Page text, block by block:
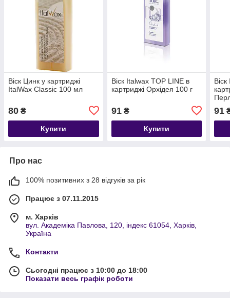
Віск Цинк у картриджі
ItalWax Classic 100 мл
80 ₴
Купити
Віск Italwax TOP LINE в
картриджі Орхідея 100 г
91₴
Купити
91
Про нас
100% позитивних з 28 відгуків за рік
Працює з 07.11.2015
м. Харків
вул. Академіка Павлова, 120, індекс 61054, Харків,
Україна
Контакти
Сьогодні працює з 10:00 до 18:00
Показати весь графік роботи